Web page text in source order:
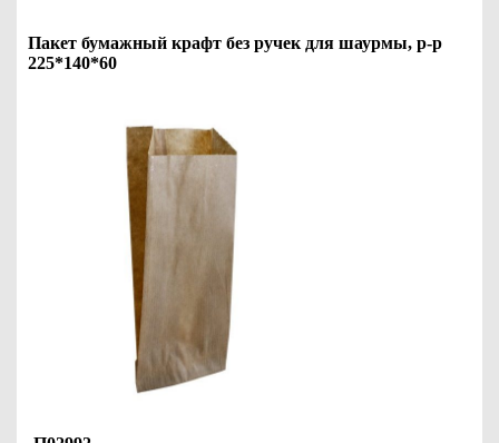
Пакет бумажный крафт без ручек для шаурмы, р-р
225*140*60